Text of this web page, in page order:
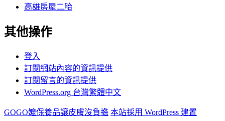
高雄房屋二胎
其他操作
登入
訂閱網站內容的資訊提供
訂閱留言的資訊提供
WordPress.org 台灣繁體中文
GOGO嬤保養品讓皮膚沒負擔 本站採用 WordPress 建置